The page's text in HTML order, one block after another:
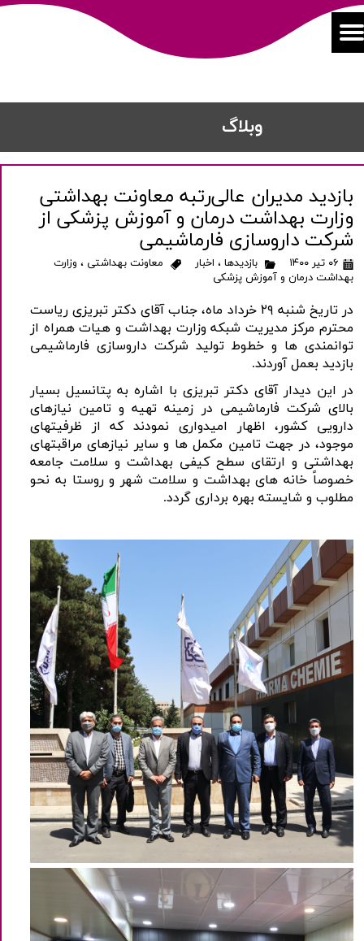
​​وبلاگ
بازدید مدیران عالی‌رتبه معاونت بهداشتی
وزارت بهداشت درمان و آموزش پزشکی از
شرکت داروسازی فارماشیمی
۰۶ تیر ۱۴۰۰ بازدیدها ، اخبار معاونت بهداشتی ، وزارت
بهداشت درمان و آموزش پزشکی
در تاریخ شنبه ۲۹ خرداد ماه، جناب آقای دکتر تبریزی ریاست
محترم مرکز مدیریت شبکه وزارت بهداشت و هیات همراه از
توانمندی ها و خطوط تولید شرکت داروسازی فارماشیمی
بازدید بعمل آوردند.
در این دیدار آقای دکتر تبریزی با اشاره به پتانسیل بسیار
بالای شرکت فارماشیمی در زمینه تهیه و تامین نیازهای
دارویی کشور، اظهار امیدواری نمودند که از ظرفیتهای
موجود، در جهت تامین مکمل ها و سایر نیازهای مراقبتهای
بهداشتی و ارتقای سطح کیفی بهداشت و سلامت جامعه
خصوصاً خانه های بهداشت و سلامت شهر و روستا به نحو
مطلوب و شایسته بهره برداری گردد.